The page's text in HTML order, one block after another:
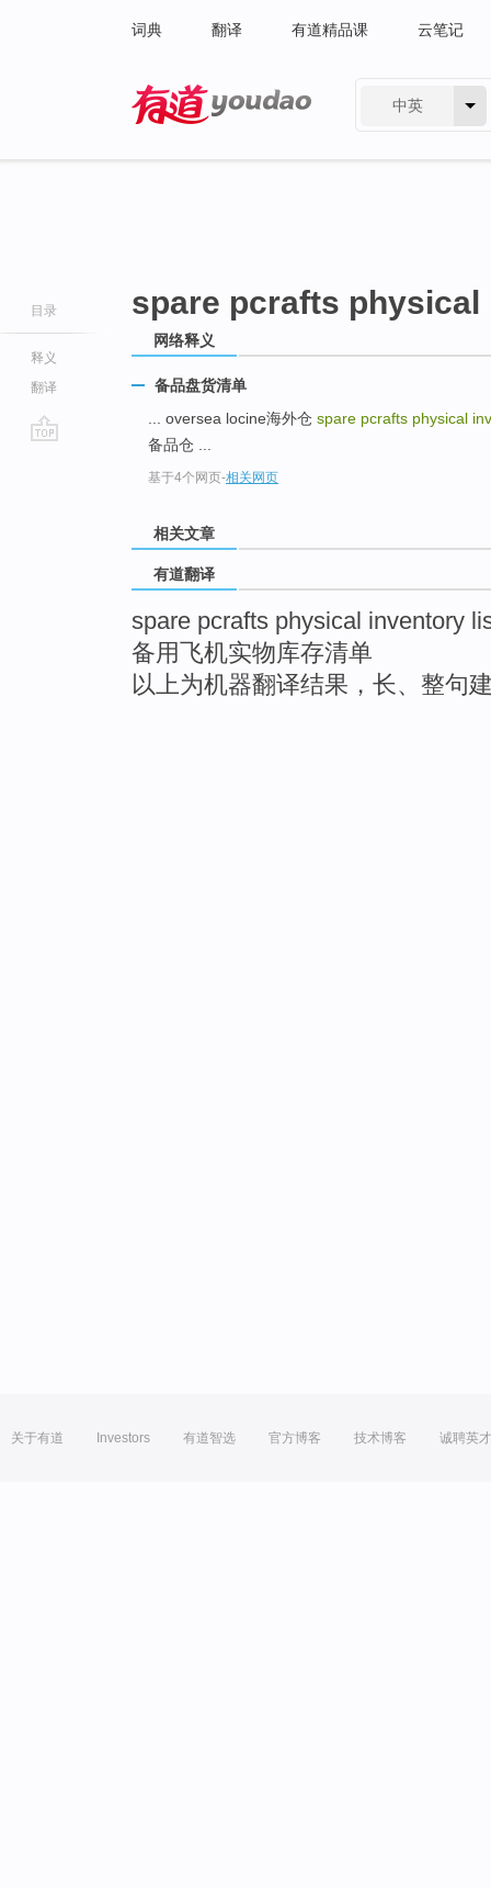
词典 翻译 有道精品课 云笔记
中英
目录
释义
翻译
spare pcrafts
网络释义
备品盘货清单
... oversea locine海外仓 spare pcrafts physical
备品仓 ...
基于4个网页-相关网页
相关文章
有道翻译
spare pcrafts physical inventory
备用飞机实物库存清单
以上为机器翻译结果，长、整句
关于有道 Investors 有道智选 官方博客 技术博客 诚聘英才